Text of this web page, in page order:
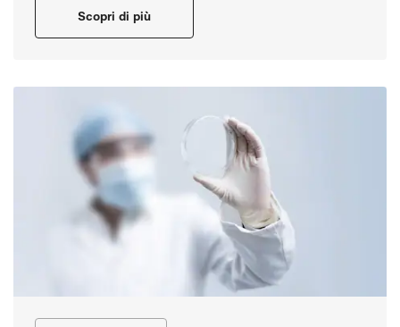
Scopri di più